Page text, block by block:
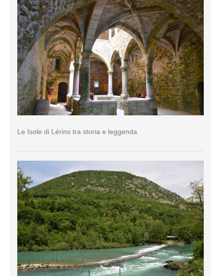
Le Isole di Lérins tra storia e leggenda